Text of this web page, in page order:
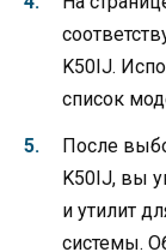
K50IJ.
список
После
K50IJ, вы
и утилит
системы.